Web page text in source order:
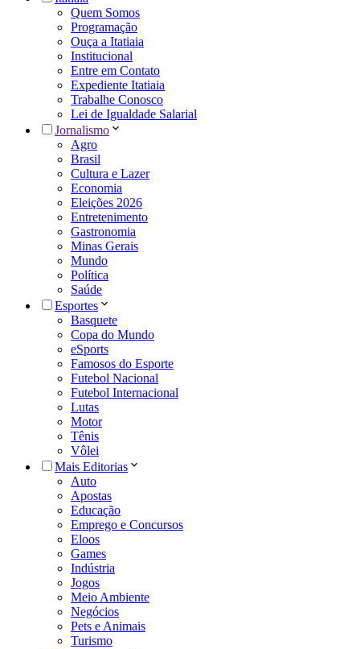
Quem Somos
Programação
Ouça a Itatiaia
Institucional
Entre em Contato
Expediente Itatiaia
Trabalhe Conosco
Lei de Igualdade Salarial
Jornalismo
Agro
Brasil
Cultura e Lazer
Economia
Eleições 2026
Entretenimento
Gastronomia
Minas Gerais
Mundo
Política
Saúde
Esportes
Basquete
Copa do Mundo
eSports
Famosos do Esporte
Futebol Nacional
Futebol Internacional
Lutas
Motor
Tênis
Vôlei
Mais Editorias
Auto
Apostas
Educação
Emprego e Concursos
Eloos
Games
Indústria
Jogos
Meio Ambiente
Negócios
Pets e Animais
Turismo